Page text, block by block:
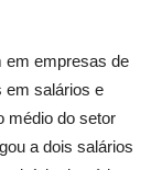
em empresas de
em salários e
médio do setor
a dois salários